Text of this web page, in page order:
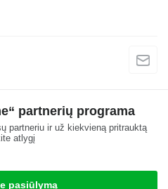
partnerių programa
partneriu ir už kiekvieną pritrauktą
atlygį
pasiūlymą